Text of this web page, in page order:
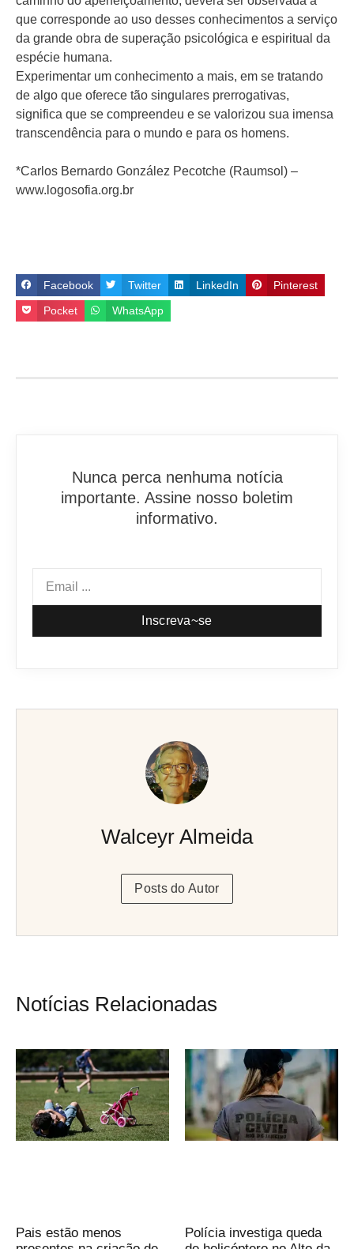
que corresponde ao uso desses conhecimentos a serviço
da grande obra de superação psicológica e espiritual da
espécie humana.
Experimentar um conhecimento a mais, em se tratando
de algo que oferece tão singulares prerrogativas,
significa que se compreendeu e se valorizou sua imensa
transcendência para o mundo e para os homens.
*Carlos Bernardo González Pecotche (Raumsol) –
www.logosofia.org.br
Facebook Twitter LinkedIn Pinterest
Pocket WhatsApp
Nunca perca nenhuma notícia
importante. Assine nosso boletim
informativo.
Inscreva~se
Walceyr Almeida
Posts do Autor
Notícias Relacionadas
Pais estão menos
Polícia investiga queda